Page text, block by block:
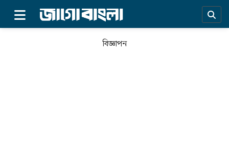
বিজ্ঞাপন